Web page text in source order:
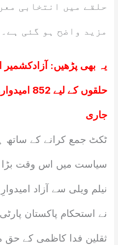
حلقے میں انتخابی
مزید واضح ہو گئی ہے۔
یہ بھی پڑھیں:
حلقوں کے
جاری
ٹکٹ جمع کرانے کے ساتھ
سیاست میں اس وقت بڑا
نیلم ویلی سے آزاد
نے استحکام پاکستان
ثقلین فدا کاظمی کے حق